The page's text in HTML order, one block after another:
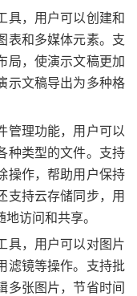
具，用户可以创建和
表和多媒体元素。支
局，使演示文稿更加
示文稿导出为多种格
管理功能，用户可以
种类型的文件。支持
操作，帮助用户保持
支持云存储同步，用
访问和共享。
具，用户可以对图片
滤镜等操作。支持批
多张图片，节省时间